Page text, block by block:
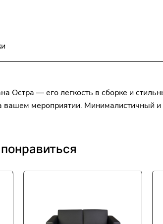
Остра — его легкость в сборке и
вашем мероприятии. Минималистичный